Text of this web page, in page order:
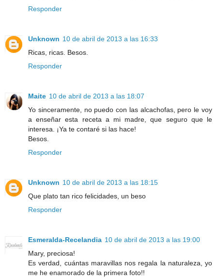
Responder
Unknown 10 de abril de 2013 a las 16:33
Ricas, ricas. Besos.
Responder
Maite 10 de abril de 2013 a las 18:07
Yo sinceramente, no puedo con las alcachofas, pero le voy
a enseñar esta receta a mi madre, que seguro que le
interesa. ¡Ya te contaré si las hace!
Besos.
Responder
Unknown 10 de abril de 2013 a las 18:15
Que plato tan rico felicidades, un beso
Responder
Esmeralda-Recelandia 10 de abril de 2013 a las 19:00
Mary, preciosa!
Es verdad, cuántas maravillas nos regala la naturaleza, yo
me he enamorado de la primera foto!!